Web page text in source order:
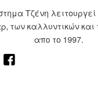
Τζένη
των καλλυντικών και
απο το 1997.